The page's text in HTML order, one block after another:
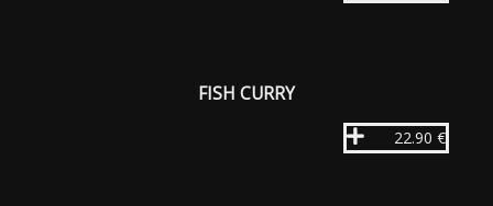
FISH CURRY
22.90 €